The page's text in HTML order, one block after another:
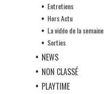
Entretiens
Hors Actu
La vidéo de la semaine
Sorties
NEWS
NON CLASSÉ
PLAYTIME